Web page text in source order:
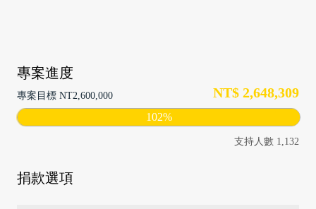
專案進度
專案目標 NT2,600,000 NT$ 2,648,309
102%
支持人數 1,132
捐款選項